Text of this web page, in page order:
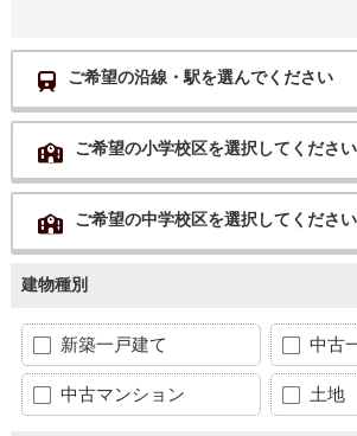
ご希望の沿線・駅を選んでください
ご希望の小学校区を選択してください
ご希望の中学校区を選択してください
建物種別
新築一戸建て 中古
中古マンション 土地